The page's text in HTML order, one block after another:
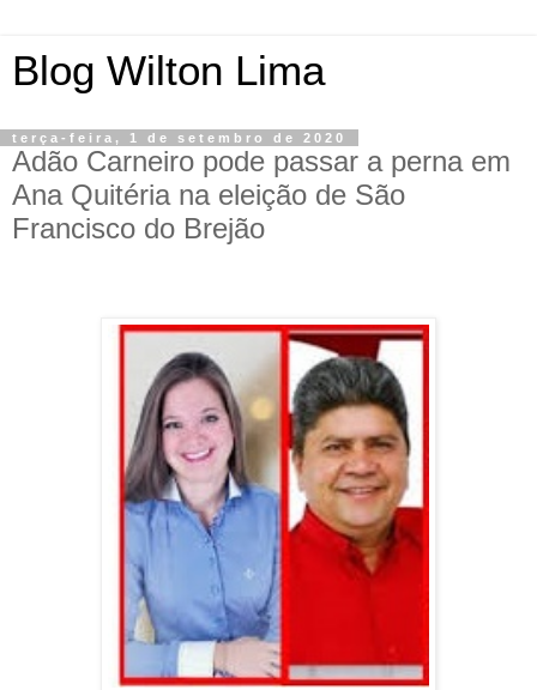
Blog Wilton Lima
terça-feira, 1 de setembro de 2020
Adão Carneiro pode passar a perna em
Ana Quitéria na eleição de São
Francisco do Brejão